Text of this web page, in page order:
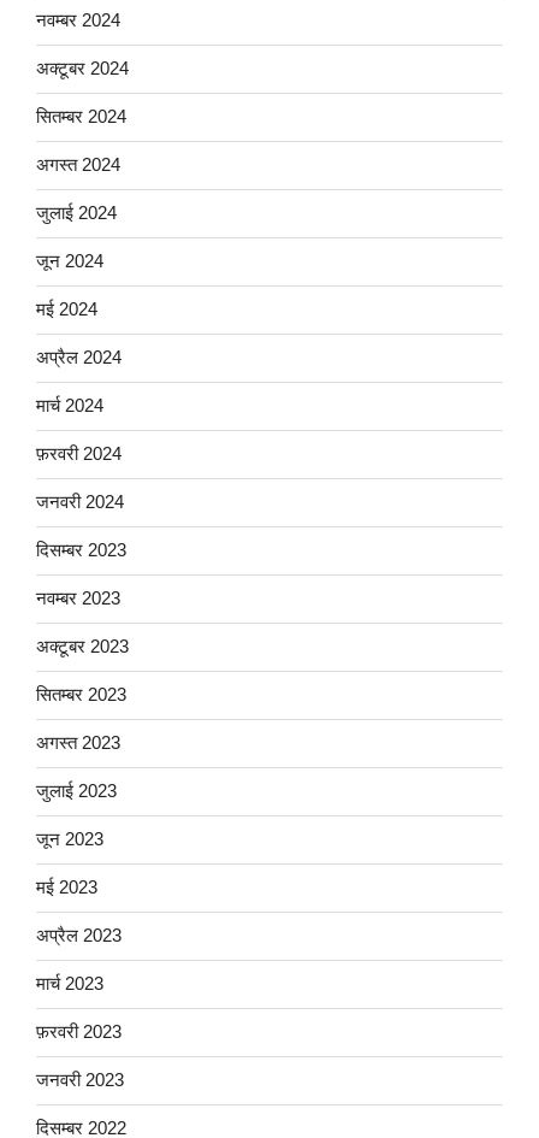
नवम्बर 2024
अक्टूबर 2024
सितम्बर 2024
अगस्त 2024
जुलाई 2024
जून 2024
मई 2024
अप्रैल 2024
मार्च 2024
फ़रवरी 2024
जनवरी 2024
दिसम्बर 2023
नवम्बर 2023
अक्टूबर 2023
सितम्बर 2023
अगस्त 2023
जुलाई 2023
जून 2023
मई 2023
अप्रैल 2023
मार्च 2023
फ़रवरी 2023
जनवरी 2023
दिसम्बर 2022